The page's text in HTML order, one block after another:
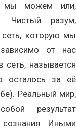
мы можем или,
Чистый разум,
сеть, которую мы
от нас
называется
осталось за её
Реальный мир,
результат
сознания. Иными